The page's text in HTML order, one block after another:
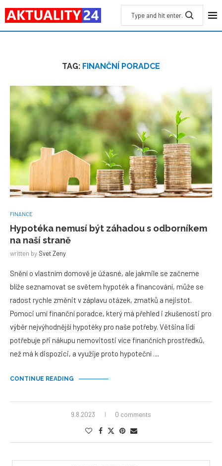
TAG: FINANČNÍ PORADCE
FINANCE
Hypotéka nemusí být záhadou s odborníkem
na naší straně
written by Svet Zeny
Snění o vlastním domově je úžasné, ale jakmile se začneme
blíže seznamovat se světem hypoték a financování, může se
radost rychle změnit v záplavu otázek, zmatků a nejistot.
Pomoci umí finanční poradce, který má přehled i zkušenosti pro
výběr nejvýhodnější hypotéky pro naše potřeby. Většina lidí
potřebuje při nákupu nemovitosti více finančních prostředků,
než má k dispozici, a využije proto hypoteční …
CONTINUE READING
9.8.2023 0 comments